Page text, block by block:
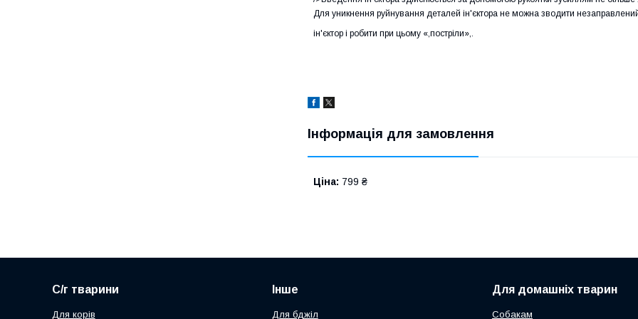
Для уникнення руйнування деталей ін'єктора не можна зводити
ін'єктор і робити при цьому «,постріли»,.
Інформація для замовлення
Ціна: 799 ₴
С/г тварини
Для корів
Інше
Для бджіл
Для домашніх тварин
Собакам